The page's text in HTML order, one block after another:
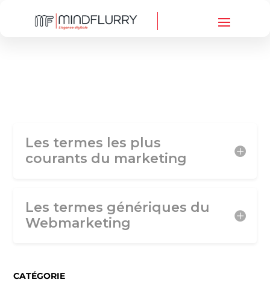
CATÉGORIE
Les termes les plus
courants du marketing
Les termes génériques du
Webmarketing